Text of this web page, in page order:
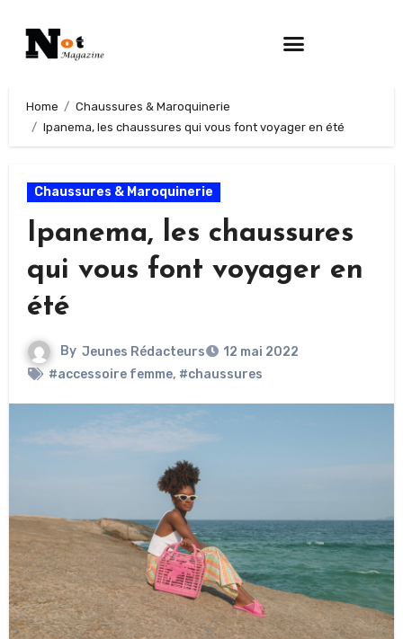
Home
Chaussures & Maroquinerie
Ipanema, les chaussures qui vous font voyager en été
Chaussures & Maroquinerie
Ipanema, les chaussures
qui vous font voyager en
été
By Jeunes Rédacteurs
12 mai 2022
#accessoire femme, #chaussures